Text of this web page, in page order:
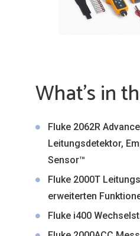
What’s in
Fluke 2062R
Leitungsdetektor,
Sensor™
Fluke 2000T
erweiterten
Fluke i400